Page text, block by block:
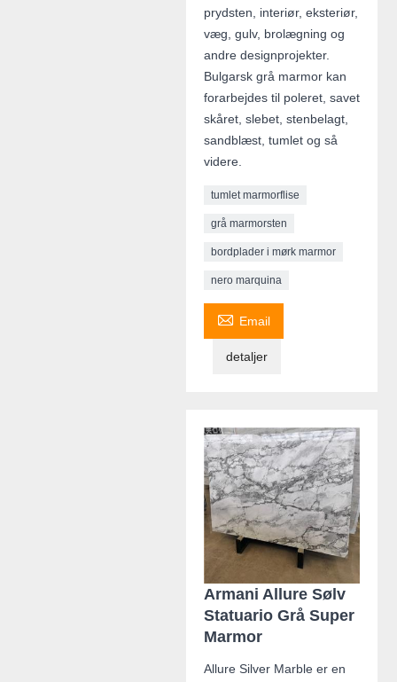
prydsten, interiør, eksteriør,
væg, gulv, brolægning og
andre designprojekter.
Bulgarsk grå marmor kan
forarbejdes til poleret, savet
skåret, slebet, stenbelagt,
sandblæst, tumlet og så
videre.
tumlet marmorflise
grå marmorsten
bordplader i mørk marmor
nero marquina
 Email
detaljer
Armani Allure Sølv
Statuario Grå Super
Marmor
Allure Silver Marble er en